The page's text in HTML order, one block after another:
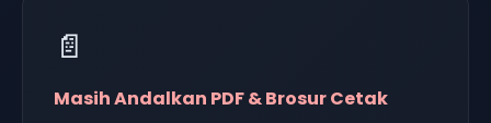
📄
Masih Andalkan PDF & Brosur Cetak